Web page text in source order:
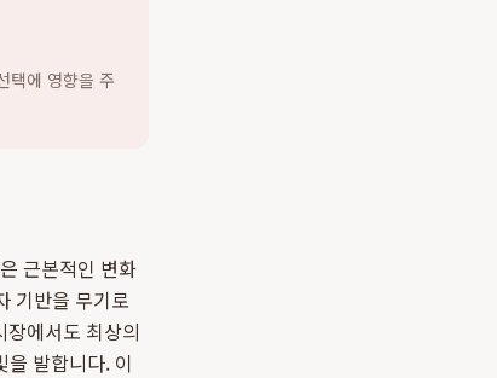
택에 영향을 주
근본적인 변화
기반을 무기로
에서도 최상의
을 발합니다. 이